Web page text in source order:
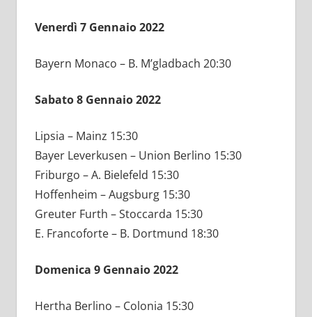
Venerdì 7 Gennaio 2022
Bayern Monaco – B. M’gladbach 20:30
Sabato 8 Gennaio 2022
Lipsia – Mainz 15:30
Bayer Leverkusen – Union Berlino 15:30
Friburgo – A. Bielefeld 15:30
Hoffenheim – Augsburg 15:30
Greuter Furth – Stoccarda 15:30
E. Francoforte – B. Dortmund 18:30
Domenica 9 Gennaio 2022
Hertha Berlino – Colonia 15:30